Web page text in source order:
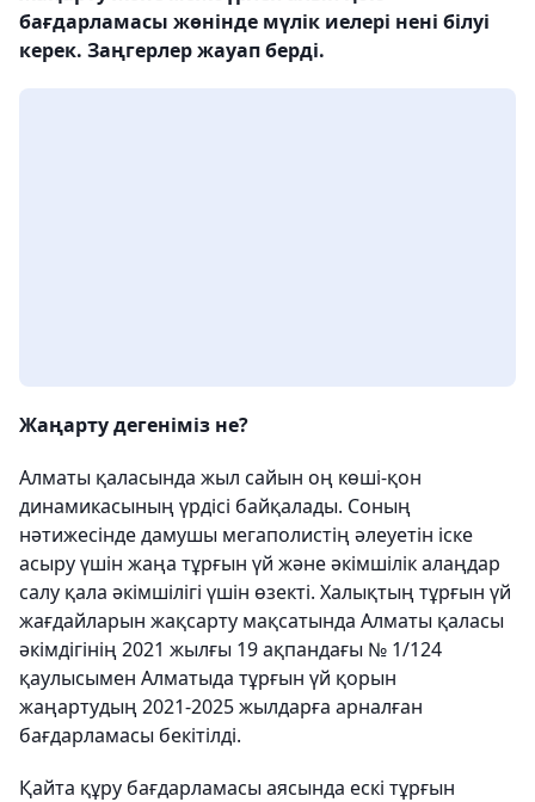
бағдарламасы жөнінде мүлік иелері нені білуі
керек. Заңгерлер жауап берді.
Жаңарту дегеніміз не?
Алматы қаласында жыл сайын оң көші-қон
динамикасының үрдісі байқалады. Соның
нәтижесінде дамушы мегаполистің әлеуетін іске
асыру үшін жаңа тұрғын үй және әкімшілік алаңдар
салу қала әкімшілігі үшін өзекті. Халықтың тұрғын үй
жағдайларын жақсарту мақсатында Алматы қаласы
әкімдігінің 2021 жылғы 19 ақпандағы № 1/124
қаулысымен Алматыда тұрғын үй қорын
жаңартудың 2021-2025 жылдарға арналған
бағдарламасы бекітілді.
Қайта құру бағдарламасы аясында ескі тұрғын